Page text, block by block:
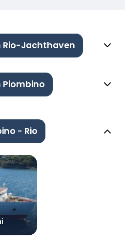
Rio-Jachthaven
Piombino
- Rio